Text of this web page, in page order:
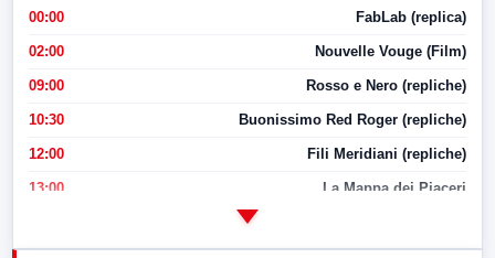
00:00 FabLab (replica)
02:00 Nouvelle Vouge (Film)
09:00 Rosso e Nero (repliche)
10:30 Buonissimo Red Roger (repliche)
12:00 Fili Meridiani (repliche)
13:00 La Mappa dei Piaceri